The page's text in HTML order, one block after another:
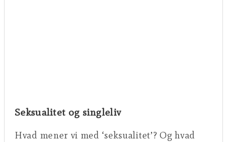
Seksualitet og singleliv
Hvad mener vi med ‘seksualitet’? Og hvad